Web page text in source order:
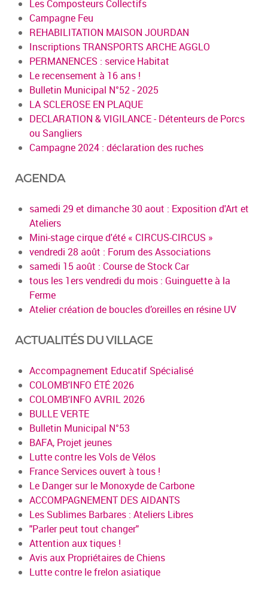
Les Composteurs Collectifs
Campagne Feu
REHABILITATION MAISON JOURDAN
Inscriptions TRANSPORTS ARCHE AGGLO
PERMANENCES : service Habitat
Le recensement à 16 ans !
Bulletin Municipal N°52 - 2025
LA SCLEROSE EN PLAQUE
DECLARATION & VIGILANCE - Détenteurs de Porcs
ou Sangliers
Campagne 2024 : déclaration des ruches
AGENDA
samedi 29 et dimanche 30 aout : Exposition d'Art et
Ateliers
Mini-stage cirque d'été « CIRCUS-CIRCUS »
vendredi 28 août : Forum des Associations
samedi 15 août : Course de Stock Car
tous les 1ers vendredi du mois : Guinguette à la
Ferme
Atelier création de boucles d’oreilles en résine UV
ACTUALITÉS DU VILLAGE
Accompagnement Educatif Spécialisé
COLOMB'INFO ÉTÉ 2026
COLOMB'INFO AVRIL 2026
BULLE VERTE
Bulletin Municipal N°53
BAFA, Projet jeunes
Lutte contre les Vols de Vélos
France Services ouvert à tous !
Le Danger sur le Monoxyde de Carbone
ACCOMPAGNEMENT DES AIDANTS
Les Sublimes Barbares : Ateliers Libres
"Parler peut tout changer"
Attention aux tiques !
Avis aux Propriétaires de Chiens
Lutte contre le frelon asiatique